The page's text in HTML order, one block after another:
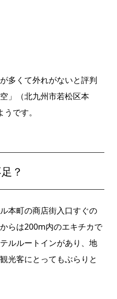
多くて外れがないと評判
」（北九州市若松区本
です。
？
本町の商店街入口すぐの
らは200m内のエキチカで
ルルートインがあり、地
光客にとってもぶらりと